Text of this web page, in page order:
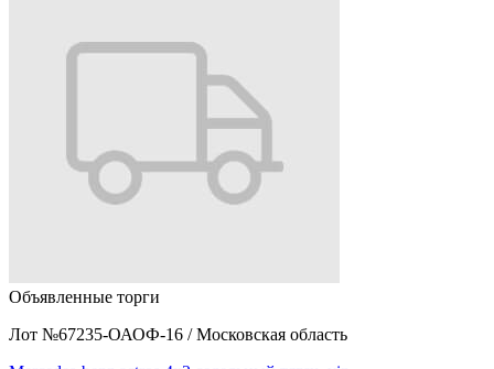
Объявленные торги
Лот №67235-ОАОФ-16 / Московская область